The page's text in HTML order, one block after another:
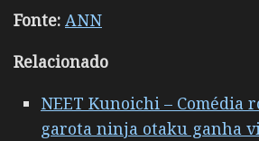
Fonte: ANN
Relacionado
NEET Kunoichi – Comédia
garota ninja otaku ganha